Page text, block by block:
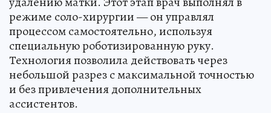
режиме соло-хирургии — он управлял
процессом самостоятельно, используя
специальную роботизированную руку.
Технология позволила действовать через
небольшой разрез с максимальной точностью
и без привлечения дополнительных
ассистентов.